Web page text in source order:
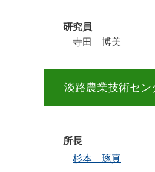
研究員
寺田 博美
淡路農業技術セン
所長
杉本 琢真